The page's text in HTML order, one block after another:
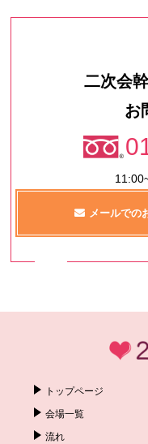
二次会
お
メールでの
トップページ
会場一覧
流れ